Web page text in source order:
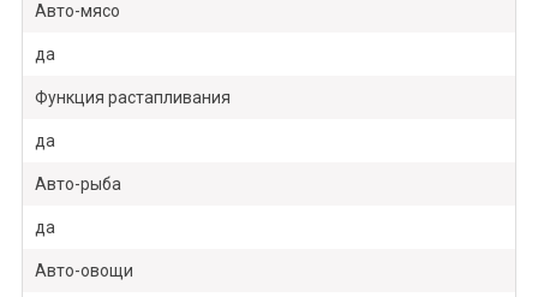
Авто-мясо
да
Функция растапливания
да
Авто-рыба
да
Авто-овощи